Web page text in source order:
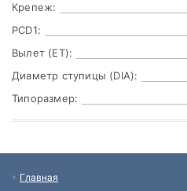
Крепеж:
PCD1:
Вылет (ET):
Диаметр ступицы (DIA):
Типоразмер:
Главная